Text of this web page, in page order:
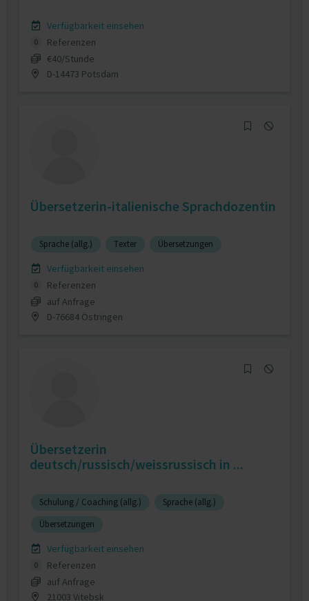
Verfügbarkeit einsehen
0
Referenzen
€40/Stunde
D-14473 Potsdam
Übersetzerin-italienische Sprachdozentin
Sprache (allg.) Texter Übersetzungen
Verfügbarkeit einsehen
0
Referenzen
auf Anfrage
D-76684 Östringen
Übersetzerin
deutsch/russisch/weissrussisch in ...
Schulung / Coaching (allg.)
Sprache (allg.)
Übersetzungen
Verfügbarkeit einsehen
0
Referenzen
auf Anfrage
21003 Vitebsk